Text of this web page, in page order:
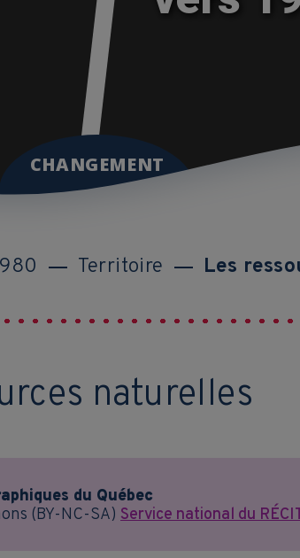
CHANGEMENT
Territoire Les
naturelles
du Québec
(BY-NC-SA) Service national du